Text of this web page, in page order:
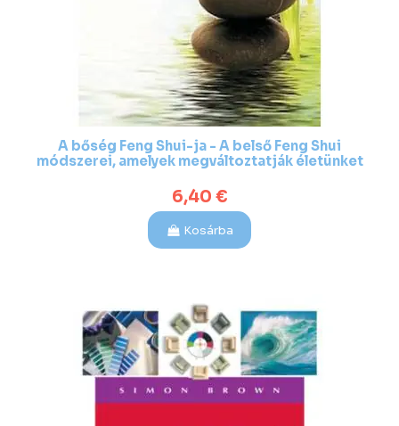
A bőség Feng Shui-ja - A belső Feng Shui
módszerei, amelyek megváltoztatják életünket
6,40 €
Kosárba